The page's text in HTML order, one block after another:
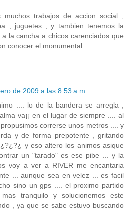
muchos trabajos de accion social ,
, juguetes , y tambien tenemos la
la cancha a chicos carenciados que
conocer el monumental.
de 2009 a las 8:53 a.m.
.... lo de la bandera se arregla ,
va¡¡ en el lugar de siempre .... al
correrse unos metros .... y
y de forma prepotente , gritando
y eso altero los animos asique
un "tarado" es ese pibe ... y la
voy a ver a RIVER me encantaria
... aunque sea en velez ... es facil
sino un gps .... el proximo partido
tranquilo y solucionemos este
, ya que se sabe estuvo buscando